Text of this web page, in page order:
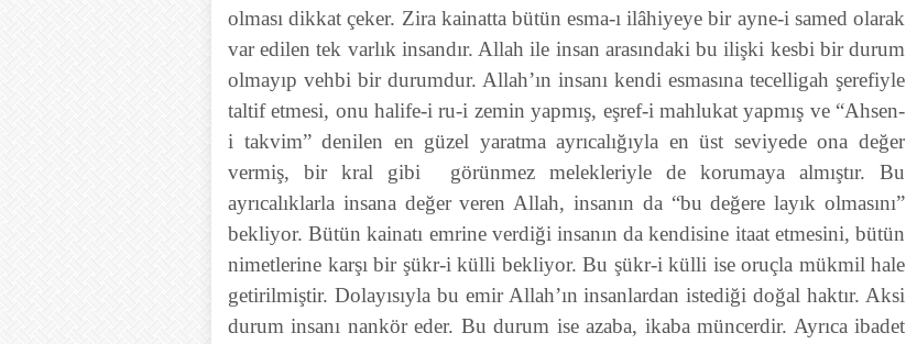
olması dikkat çeker. Zira kainatta bütün esma-ı ilâhiyeye bir ayne-i samed olarak
var edilen tek varlık insandır. Allah ile insan arasındaki bu ilişki kesbi bir durum
olmayıp vehbi bir durumdur. Allah’ın insanı kendi esmasına tecelligah şerefiyle
taltif etmesi, onu halife-i ru-i zemin yapmış, eşref-i mahlukat yapmış ve “Ahsen-
i takvim” denilen en güzel yaratma ayrıcalığıyla en üst seviyede ona değer
vermiş, bir kral gibi görünmez melekleriyle de korumaya almıştır. Bu
ayrıcalıklarla insana değer veren Allah, insanın da “bu değere layık olmasını”
bekliyor. Bütün kainatı emrine verdiği insanın da kendisine itaat etmesini, bütün
nimetlerine karşı bir şükr-i külli bekliyor. Bu şükr-i külli ise oruçla mükmil hale
getirilmiştir. Dolayısıyla bu emir Allah’ın insanlardan istediği doğal haktır. Aksi
durum insanı nankör eder. Bu durum ise azaba, ikaba müncerdir. Ayrıca ibadet